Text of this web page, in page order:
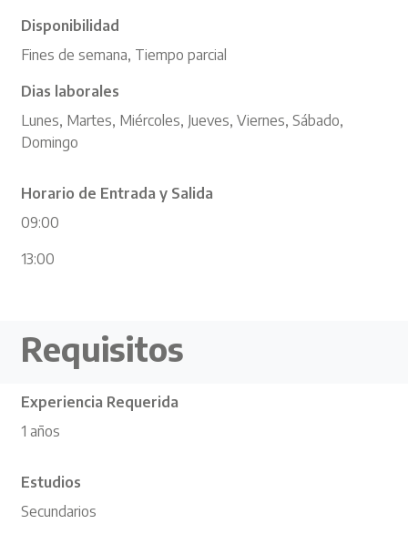
Disponibilidad
Fines de semana, Tiempo parcial
Dias laborales
Lunes, Martes, Miércoles, Jueves, Viernes, Sábado,
Domingo
Horario de Entrada y Salida
09:00
13:00
Requisitos
Experiencia Requerida
1 años
Estudios
Secundarios